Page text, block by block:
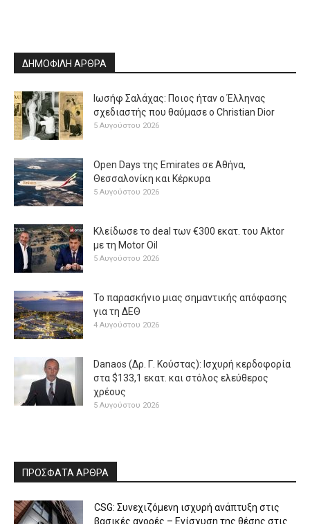
ΔΗΜΟΦΙΛΗ ΑΡΘΡΑ
Ιωσήφ Σαλάχας: Ποιος ήταν ο Έλληνας
σχεδιαστής που θαύμασε ο Christian Dior
5 Αυγούστου 2026
Open Days της Emirates σε Αθήνα,
Θεσσαλονίκη και Κέρκυρα
5 Αυγούστου 2026
Κλείδωσε το deal των €300 εκατ. του Aktor
με τη Μotor Oil
5 Αυγούστου 2026
Το παρασκήνιο μιας σημαντικής απόφασης
για τη ΔΕΘ
4 Αυγούστου 2026
Danaos (Δρ. Γ. Κούστας): Ισχυρή κερδοφορία
στα $133,1 εκατ. και στόλος ελεύθερος
χρέους
5 Αυγούστου 2026
ΠΡΟΣΦΑΤΑ ΑΡΘΡΑ
CSG: Συνεχιζόμενη ισχυρή ανάπτυξη στις
βασικές αγορές – Ενίσχυση της θέσης στις